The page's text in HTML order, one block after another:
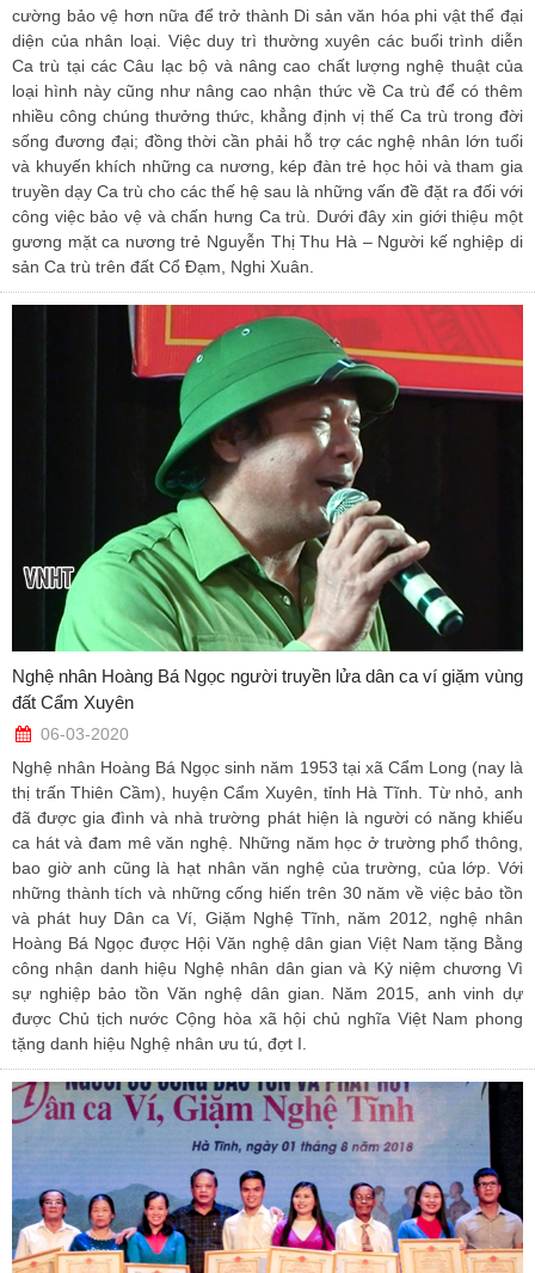
cường bảo vệ hơn nữa để trở thành Di sản văn hóa phi vật thể đại
diện của nhân loại. Việc duy trì thường xuyên các buổi trình diễn
Ca trù tại các Câu lạc bộ và nâng cao chất lượng nghệ thuật của
loại hình này cũng như nâng cao nhận thức về Ca trù để có thêm
nhiều công chúng thưởng thức, khẳng định vị thế Ca trù trong đời
sống đương đại; đồng thời cần phải hỗ trợ các nghệ nhân lớn tuổi
và khuyến khích những ca nương, kép đàn trẻ học hỏi và tham gia
truyền dạy Ca trù cho các thế hệ sau là những vấn đề đặt ra đối với
công việc bảo vệ và chấn hưng Ca trù. Dưới đây xin giới thiệu một
gương mặt ca nương trẻ Nguyễn Thị Thu Hà – Người kế nghiệp di
sản Ca trù trên đất Cổ Đạm, Nghi Xuân.
Nghệ nhân Hoàng Bá Ngọc người truyền lửa dân ca ví giặm vùng
đất Cẩm Xuyên
06-03-2020
Nghệ nhân Hoàng Bá Ngọc sinh năm 1953 tại xã Cẩm Long (nay là
thị trấn Thiên Cầm), huyện Cẩm Xuyên, tỉnh Hà Tĩnh. Từ nhỏ, anh
đã được gia đình và nhà trường phát hiện là người có năng khiếu
ca hát và đam mê văn nghệ. Những năm học ở trường phổ thông,
bao giờ anh cũng là hạt nhân văn nghệ của trường, của lớp. Với
những thành tích và những cống hiến trên 30 năm về việc bảo tồn
và phát huy Dân ca Ví, Giặm Nghệ Tĩnh, năm 2012, nghệ nhân
Hoàng Bá Ngọc được Hội Văn nghệ dân gian Việt Nam tặng Bằng
công nhận danh hiệu Nghệ nhân dân gian và Kỷ niệm chương Vì
sự nghiệp bảo tồn Văn nghệ dân gian. Năm 2015, anh vinh dự
được Chủ tịch nước Cộng hòa xã hội chủ nghĩa Việt Nam phong
tặng danh hiệu Nghệ nhân ưu tú, đợt I.